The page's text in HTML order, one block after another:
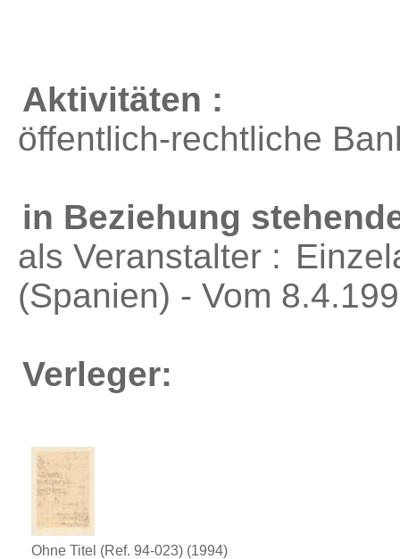
Aktivitäten :
öffentlich-rechtliche
in Beziehung
als Veranstalter :
(Spanien) - Vom
Verleger:
Ohne Titel (Ref. 94-023) (1994)